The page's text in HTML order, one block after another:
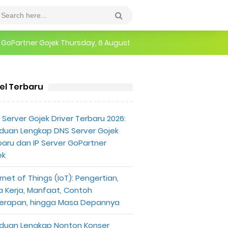
Gojek
Diketahui
Thursday, 6 August
Lafaz Allah di Purwakarta Viral di Medsos
Terbaru
Server Gojek Driver Terbaru 2026:
Lengkap DNS Server Gojek
dan IP Server GoPartner
of Things (IoT): Pengertian,
Kerja, Manfaat, Contoh
hingga Masa Depannya
Lengkap Nonton Konser